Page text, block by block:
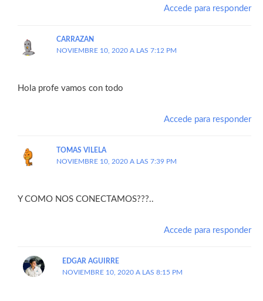
Accede para responder
CARRAZAN
NOVIEMBRE 10, 2020 A LAS 7:12 PM
Hola profe vamos con todo
Accede para responder
TOMAS VILELA
NOVIEMBRE 10, 2020 A LAS 7:39 PM
Y COMO NOS CONECTAMOS???..
Accede para responder
EDGAR AGUIRRE
NOVIEMBRE 10, 2020 A LAS 8:15 PM